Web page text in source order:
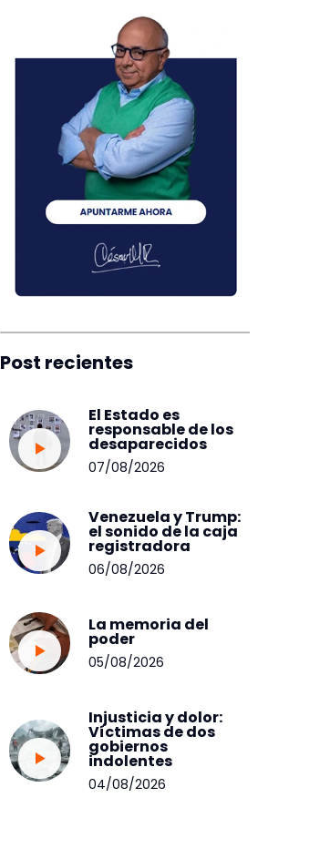
Post recientes
El Estado es
responsable de los
desaparecidos
07/08/2026
Venezuela y Trump:
el sonido de la caja
registradora
06/08/2026
La memoria del
poder
05/08/2026
Injusticia y dolor:
Víctimas de dos
gobiernos
indolentes
04/08/2026